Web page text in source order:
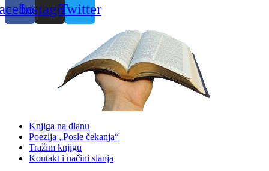
InstagramTwitter
Knjiga na dlanu
Poezija „Posle čekanja“
Tražim knjigu
Kontakt i načini slanja